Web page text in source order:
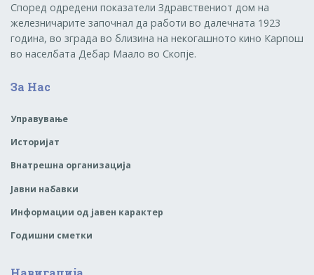
Според одредени показатели Здравствениот дом на
железничарите започнал да работи во далечната 1923
година, во зграда во близина на некогашното кино Карпош
во населбата Дебар Маало во Скопје.
За Нас
Управување
Историјат
Внатрешна организација
Јавни набавки
Информации од јавен карактер
Годишни сметки